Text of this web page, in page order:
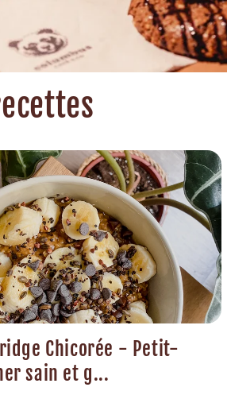
Chicorée - Petit-
sain et g...